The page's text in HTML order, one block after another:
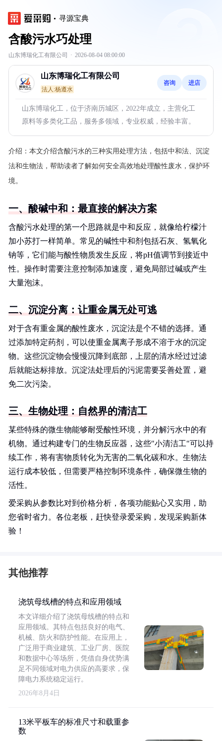
寻源宝典
含酸污水巧处理
山东博瑞化工有限公司 · 2026-08-04 08:00:00
山东博瑞化工有限公司
法人:杨遵水
咨询 进店
山东博瑞化工，位于济南历城区，2022年成立，主营化工
原料等多类化工品，服务多领域，专业权威，经验丰富。
介绍： 本文介绍含酸污水的三种实用处理方法，包括中和法、沉淀
法和生物法，帮助读者了解如何安全高效地处理酸性废水，保护环
境。
一、酸碱中和：最直接的解决方案
含酸污水处理的第一个思路就是中和反应，就像给柠檬汁
加小苏打一样简单。常见的碱性中和剂包括石灰、氢氧化
钠等，它们能与酸性物质发生反应，将pH值调节到接近中
性。操作时需要注意控制添加速度，避免局部过碱或产生
大量泡沫。
二、沉淀分离：让重金属无处可逃
对于含有重金属的酸性废水，沉淀法是个不错的选择。通
过添加特定药剂，可以使重金属离子形成不溶于水的沉淀
物。这些沉淀物会慢慢沉降到底部，上层的清水经过过滤
后就能达标排放。沉淀法处理后的污泥需要妥善处置，避
免二次污染。
三、生物处理：自然界的清洁工
某些特殊的微生物能够耐受酸性环境，并分解污水中的有
机物。通过构建专门的生物反应器，这些"小清洁工"可以持
续工作，将有害物质转化为无害的二氧化碳和水。生物法
运行成本较低，但需要严格控制环境条件，确保微生物的
活性。
爱采购从参数比对到价格分析，各项功能贴心又实用，助
您省时省力。各位老板，赶快登录爱采购，发现采购新体
验！
其他推荐
浇筑母线槽的特点和应用领域
本文详细介绍了浇筑母线槽的特点和
应用领域。其特点包括良好的电气、
机械、防火和防护性能。在应用上，
广泛用于商业建筑、工业厂房、医院
和数据中心等场所，凭借自身优势满
足不同领域对电力供应的高要求，保
障电力系统稳定运行。
2026年8月4日
13米平板车的标准尺寸和载重参
数